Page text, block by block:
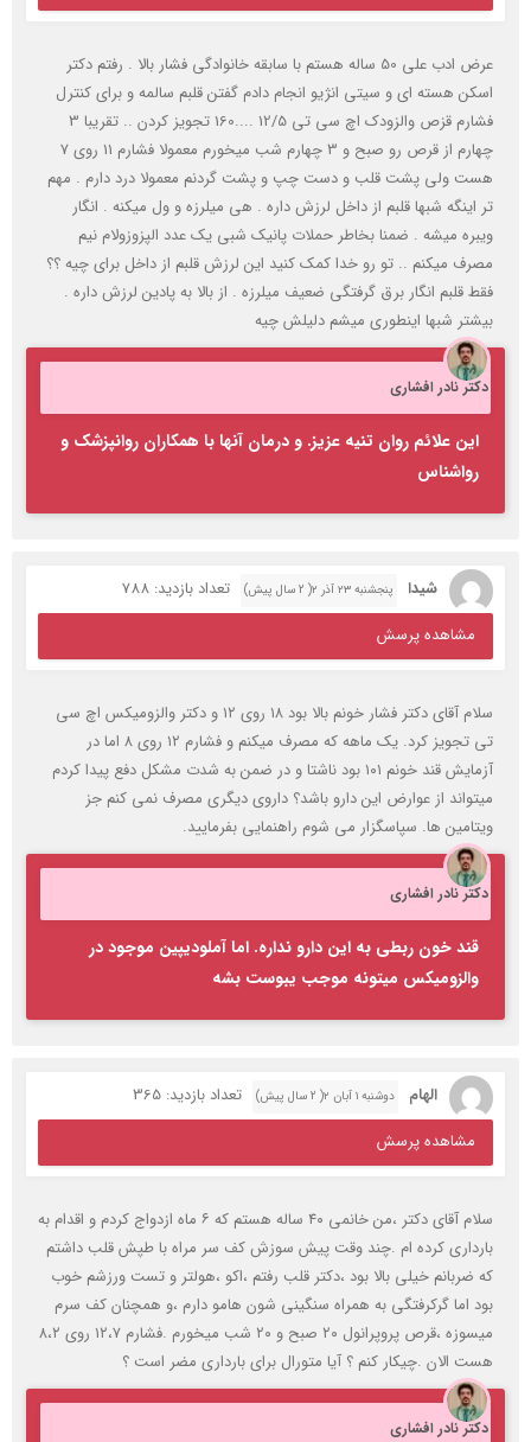
عرض ادب علی 50 ساله هستم با سابقه خانوادگی فشار بالا . رفتم دکتر
اسکن هسته ای و سیتی انژیو انجام دادم گفتن قلبم سالمه و برای کنترل
فشارم قزص والزودک اچ سی تی 12/5 ....160 تجویز کردن .. تقریبا 3
چهارم از قرص رو صبح و 3 چهارم شب میخورم معمولا فشارم 11 روی 7
هست ولی پشت قلب و دست چپ و پشت گردنم معمولا درد دارم . مهم
تر اینگه شبها قلبم از داخل لرزش داره . هی میلرزه و ول میکنه . انگار
ویبره میشه . ضمنا بخاطر حملات پانیک شبی یک عدد الپزوزولام نیم
مصرف میکنم .. تو رو خدا کمک کنید این لرزش قلبم از داخل برای چیه ؟؟
فقط قلبم انگار برق گرفتگی ضعیف میلرزه . از بالا به پادین لرزش داره .
بیشتر شبها اینطوری میشم دلیلش چیه
دکتر نادر افشاری
این علائم روان تنیه عزیز. و درمان آنها با همکاران روانپزشک و
رواشناس
شیدا پنجشنبه ۲۳ آذر ۲( 2 سال پیش)
تعداد بازدید: 788
مشاهده پرسش
سلام آقای دکتر فشار خونم بالا بود ۱۸ روی ۱۲ و دکتر والزومیکس اچ سی
تی تجویز کرد. یک ماهه که مصرف میکنم و فشارم ۱۲ روی ۸ اما در
آزمایش قند خونم ۱۰۱ بود ناشتا و در ضمن به شدت مشکل دفع پیدا کردم
میتواند از عوارض این دارو باشد؟ داروی دیگری مصرف نمی کنم جز
ویتامین ها. سپاسگزار می شوم راهنمایی بفرمایید.
دکتر نادر افشاری
قند خون ربطی به این دارو نداره. اما آملودیپین موجود در
والزومیکس میتونه موجب یبوست بشه
الهام دوشنبه ۱ آبان ۲( 2 سال پیش)
تعداد بازدید: 365
مشاهده پرسش
سلام آقای دکتر ،من خانمی ۴۰ ساله هستم که ۶ ماه ازدواج کردم و اقدام به
بارداری کرده ام .چند وقت پیش سوزش کف سر مراه با طپش قلب داشتم
که ضربانم خیلی بالا بود ،دکتر قلب رفتم ،اکو ،هولتر و تست ورزشم خوب
بود اما گرکرفتگی به همراه سنگینی شون هامو دارم ،و همچنان کف سرم
میسوزه ،قرص پروپرانول ۲۰ صبح و ۲۰ شب میخورم .فشارم ۱۲،۷ روی ۸،۲
هست الان .چیکار کنم ؟ آیا متورال برای بارداری مضر است ؟
دکتر نادر افشاری